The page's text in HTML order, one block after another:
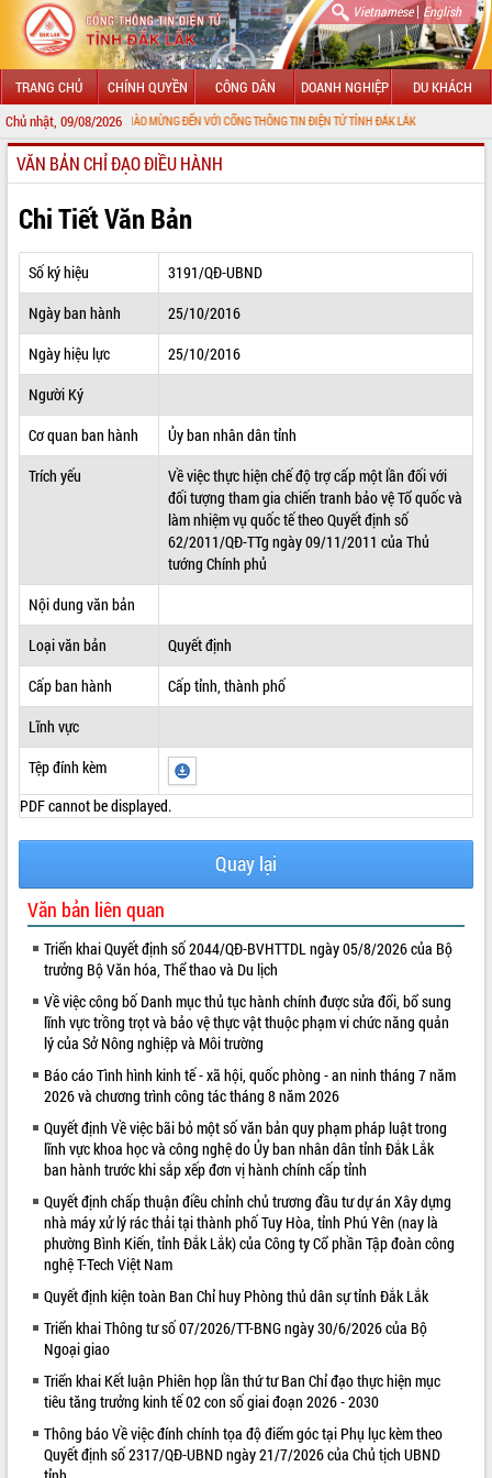
Vietnamese| English
TRANG CHỦ CHÍNH QUYỀN CÔNG DÂN DOANH NGHIỆP DU KHÁCH
Chủ nhật, 09/08/2026
CHÀO MỪNG ĐẾN VỚI CỔNG THÔNG TIN ĐIỆN TỬ TỈNH ĐẮK LẮK
GIỚI THIỆU
LÃNH ĐẠO UBND TỈNH
TIN TỨC SỰ KIỆN
SỞ, BAN, NGÀNH
THÔNG TIN CHỈ ĐẠO ĐIỀU HÀNH
HỆ THỐNG VĂN BẢN
VĂN BẢN HĐND TỈNH
VIDEO
Khám bệnh, cấp phát thuốc miễn phí
và tặng quà người dân xã Cư Pui
Hội nghị UBND tỉnh Đắk Lắk thường kỳ
tháng 7/2026
Lễ truy tặng danh hiệu “Bà Mẹ Việt
Nam Anh hùng” và trao Huân chương
Lao động
UBND tỉnh Đắk Lắk triển khai nhiệm
vụ 6 tháng cuối năm 2026
Kỳ họp thứ Hai, Hội đồng nhân dân
ALBUM ẢNH
VĂN BẢN CHỈ ĐẠO ĐIỀU HÀNH
Chi Tiết Văn Bản
Số ký hiệu
3191/QĐ-UBND
Ngày ban hành
25/10/2016
Ngày hiệu lực
25/10/2016
Người Ký
Cơ quan ban hành
Ủy ban nhân dân tỉnh
Trích yếu
Về việc thực hiện chế độ trợ cấp một lần đối với
đối tượng tham gia chiến tranh bảo vệ Tổ quốc và
làm nhiệm vụ quốc tế theo Quyết định số
62/2011/QĐ-TTg ngày 09/11/2011 của Thủ
tướng Chính phủ
Nội dung văn bản
Loại văn bản
Quyết định
Cấp ban hành
Cấp tỉnh, thành phố
Lĩnh vực
Tệp đính kèm
PDF cannot be displayed.
Quay lại
Văn bản liên quan
Triển khai Quyết định số 2044/QĐ-BVHTTDL ngày 05/8/2026 của Bộ
trưởng Bộ Văn hóa, Thể thao và Du lịch
Về việc công bố Danh mục thủ tục hành chính được sửa đổi, bổ sung
lĩnh vực trồng trọt và bảo vệ thực vật thuộc phạm vi chức năng quản
lý của Sở Nông nghiệp và Môi trường
Báo cáo Tình hình kinh tế - xã hội, quốc phòng - an ninh tháng 7 năm
2026 và chương trình công tác tháng 8 năm 2026
Quyết định Về việc bãi bỏ một số văn bản quy phạm pháp luật trong
lĩnh vực khoa học và công nghệ do Ủy ban nhân dân tỉnh Đắk Lắk
ban hành trước khi sắp xếp đơn vị hành chính cấp tỉnh
Quyết định chấp thuận điều chỉnh chủ trương đầu tư dự án Xây dựng
nhà máy xử lý rác thải tại thành phố Tuy Hòa, tỉnh Phú Yên (nay là
phường Bình Kiến, tỉnh Đắk Lắk) của Công ty Cổ phần Tập đoàn công
nghệ T-Tech Việt Nam
Quyết định kiện toàn Ban Chỉ huy Phòng thủ dân sự tỉnh Đắk Lắk
Triển khai Thông tư số 07/2026/TT-BNG ngày 30/6/2026 của Bộ
Ngoại giao
Triển khai Kết luận Phiên họp lần thứ tư Ban Chỉ đạo thực hiện mục
tiêu tăng trưởng kinh tế 02 con số giai đoạn 2026 - 2030
Thông báo Về việc đính chính tọa độ điểm góc tại Phụ lục kèm theo
Quyết định số 2317/QĐ-UBND ngày 21/7/2026 của Chủ tịch UBND